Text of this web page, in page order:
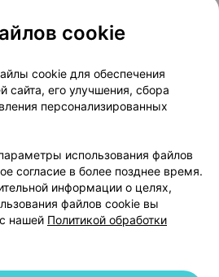
Новости проекта
Медицинский маркетинг
договор
Доставка
Вакансии
Партнеры
руководителю 103.by
в поддержку
настройки Cookie
cookie
cookie для обеспечения
сайта, его улучшения, сбора
персонализированных
использования файлов
согласие в более позднее время.
информации о целях,
файлов cookie вы
нашей Политикой обработки